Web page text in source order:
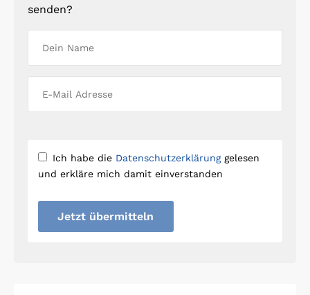
senden?
Ich habe die Datenschutzerklärunggelesen
und erkläre mich damit einverstanden
Jetzt übermitteln